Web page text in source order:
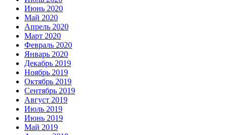
Июнь 2020
Май 2020
Апрель 2020
Март 2020
Февраль 2020
Январь 2020
Декабрь 2019
Ноябрь 2019
Октябрь 2019
Сентябрь 2019
Август 2019
Июль 2019
Июнь 2019
Май 2019